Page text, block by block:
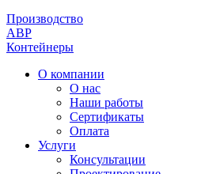
Производство
АВР
Контейнеры
О компании
О нас
Наши работы
Сертификаты
Оплата
Услуги
Консультации